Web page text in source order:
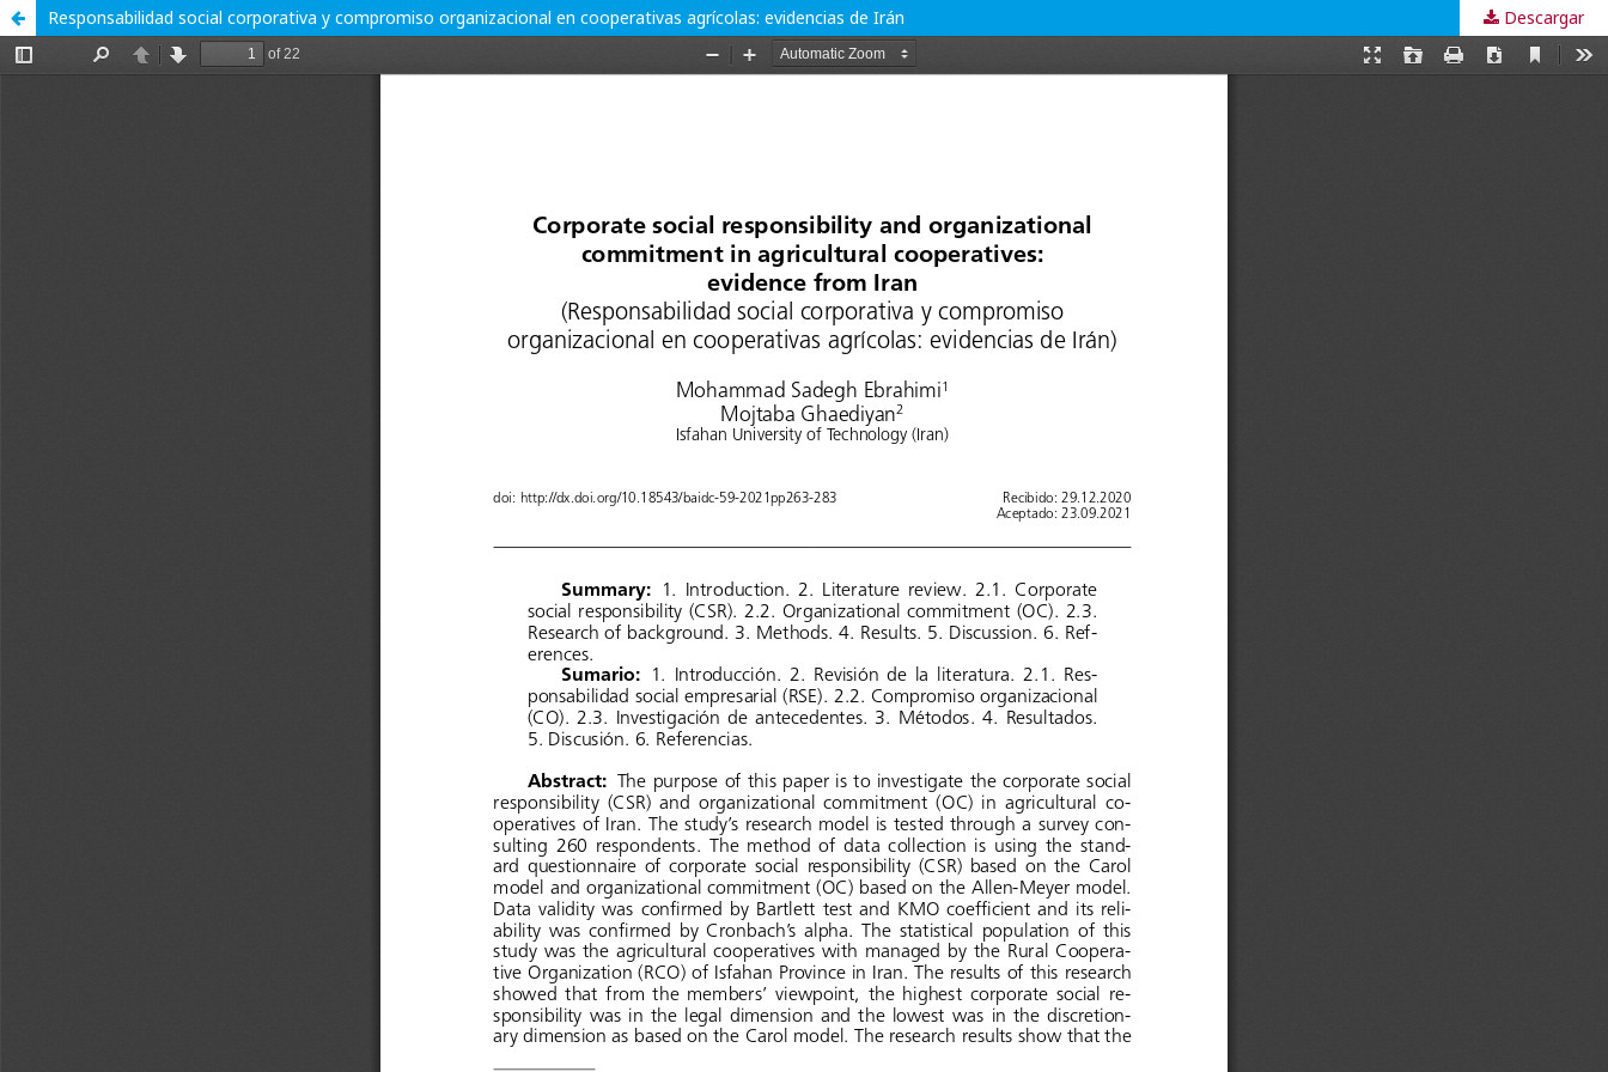
Responsabilidad social corporativa y compromiso organizacional en cooperativas agrícolas: evidencias de Irán Descargar